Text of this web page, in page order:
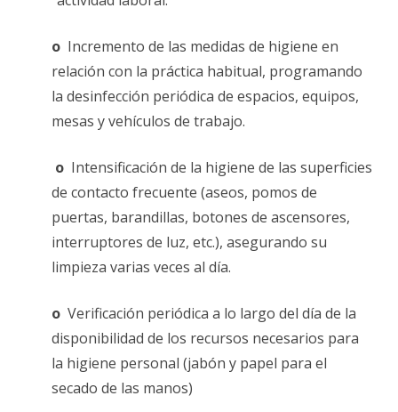
o Incremento de las medidas de higiene en
relación con la práctica habitual, programando
la desinfección periódica de espacios, equipos,
mesas y vehículos de trabajo.
o Intensificación de la higiene de las superficies
de contacto frecuente (aseos, pomos de
puertas, barandillas, botones de ascensores,
interruptores de luz, etc.), asegurando su
limpieza varias veces al día.
o Verificación periódica a lo largo del día de la
disponibilidad de los recursos necesarios para
la higiene personal (jabón y papel para el
secado de las manos)